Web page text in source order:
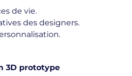
de vie.
des designers.
3D prototype